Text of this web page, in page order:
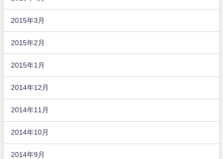
2015年3月
2015年2月
2015年1月
2014年12月
2014年11月
2014年10月
2014年9月